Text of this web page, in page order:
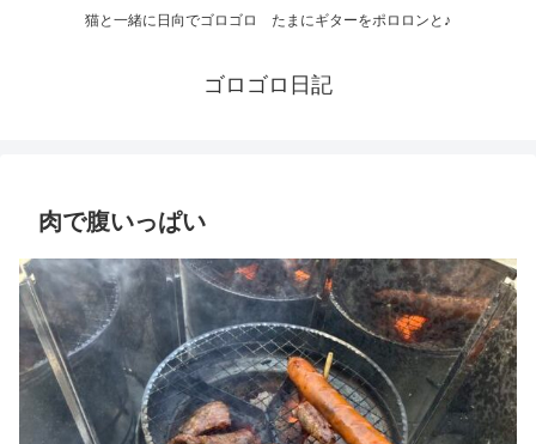
猫と一緒に日向でゴロゴロ たまにギターをポロロンと♪
ゴロゴロ日記
肉で腹いっぱい